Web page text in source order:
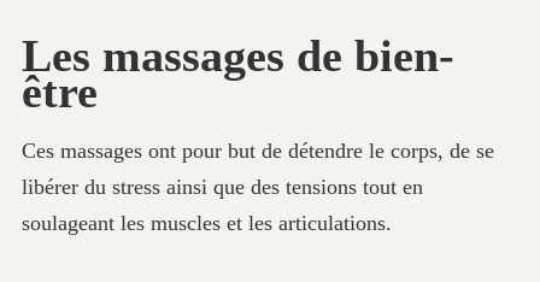
Les massages de bien-
être
Ces massages ont pour but de détendre le corps, de se
libérer du stress ainsi que des tensions tout en
soulageant les muscles et les articulations.